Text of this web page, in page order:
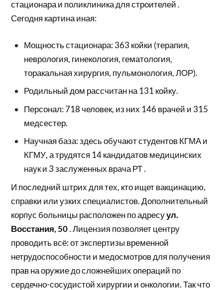
стационара и поликлиника для строителей .
Сегодня картина иная:
Мощность стационара: 363 койки (терапия,
неврология, гинекология, гематология,
торакальная хирургия, пульмонология, ЛОР).
Родильный дом рассчитан на 131 койку.
Персонал: 718 человек, из них 146 врачей и 315
медсестер.
Научная база: здесь обучают студентов КГМА и
КГМУ, а трудятся 14 кандидатов медицинских
наук и 3 заслуженных врача РТ .
И последний штрих для тех, кто ищет вакцинацию,
справки или узких специалистов. Дополнительный
корпус больницы расположен по адресуул.
Восстания, 50. Лицензия позволяет центру
проводить всё: от экспертизы временной
нетрудоспособности и медосмотров для получения
прав на оружие до сложнейших операций по
сердечно-сосудистой хирургии и онкологии. Так что